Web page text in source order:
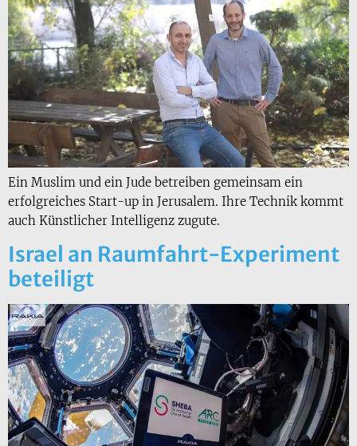
Ein Muslim und ein Jude betreiben gemeinsam ein
erfolgreiches Start-up in Jerusalem. Ihre Technik kommt
auch Künstlicher Intelligenz zugute.
Israel an Raumfahrt-Experiment
beteiligt